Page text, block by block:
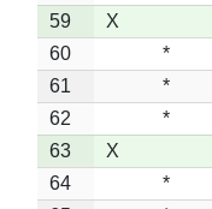
59
X
60
*
61
*
62
*
63
X
64
*